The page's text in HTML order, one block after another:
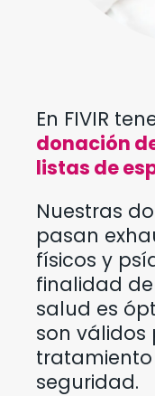
En FIVIR
donación
listas de
Nuestras
pasan
físicos y
finalidad
salud es
son
seguridad.